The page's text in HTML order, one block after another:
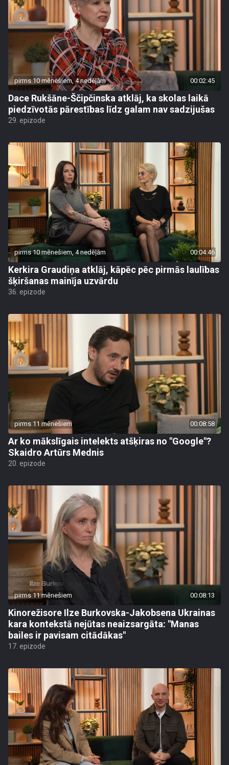
pirms 10 mēnešiem, 4 nedēļām 00:02:45
Dace Rukšāne-Ščipčinska atklāj, ka skolas laikā
piedzīvotās pārestības līdz galam nav sadzijušas
29. epizode
pirms 10 mēnešiem, 4 nedēļām 00:04:46
Kerkira Graudiņa atklāj, kāpēc pēc pirmās laulības
šķiršanas mainīja uzvārdu
36. epizode
pirms 11 mēnešiem 00:08:58
Ar ko mākslīgais intelekts atšķiras no "Google"?
Skaidro Artūrs Mednis
20. epizode
pirms 11 mēnešiem 00:08:13
Kinorežisore Ilze Burkovska-Jakobsena Ukrainas
kara kontekstā nejūtas neaizsargāta: "Manas
bailes ir pavisam citādākas"
17. epizode